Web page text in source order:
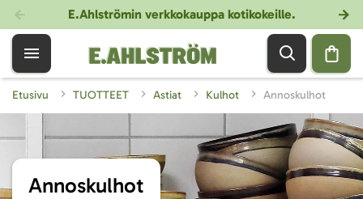
E.Ahlströmin verkkokauppa kotikokeille.
Etusivu TUOTTEET Astiat Kulhot Annoskulhot
Annoskulhot